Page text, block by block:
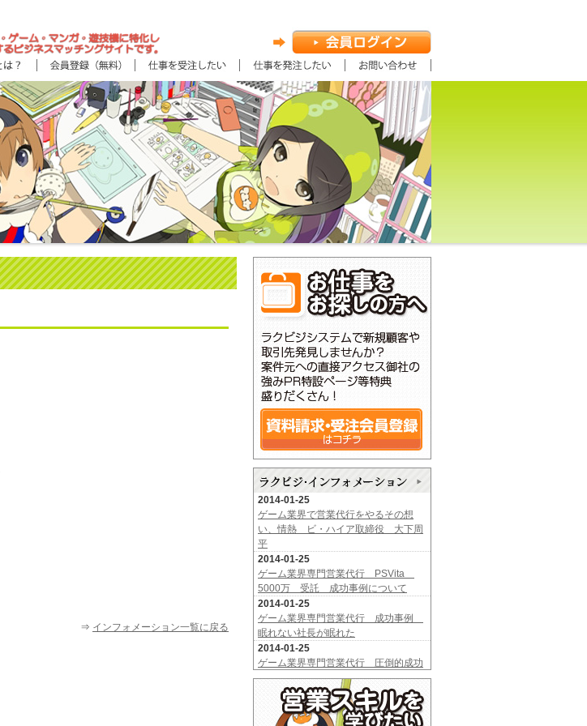
⇒ インフォメーション一覧に戻る
2014-01-25
ゲーム業界で営業代行をやるその想
い、情熱 ビ・ハイア取締役 大下周
平
2014-01-25
ゲーム業界専門営業代行 PSVita
5000万 受託 成功事例について
2014-01-25
ゲーム業界専門営業代行 成功事例
眠れない社長が眠れた
2014-01-25
ゲーム業界専門営業代行 圧倒的成功
事例
2013-10-09
≪ ラ ク ビ ジ 新 着 発 注 情 報 ≫
2013-08-21